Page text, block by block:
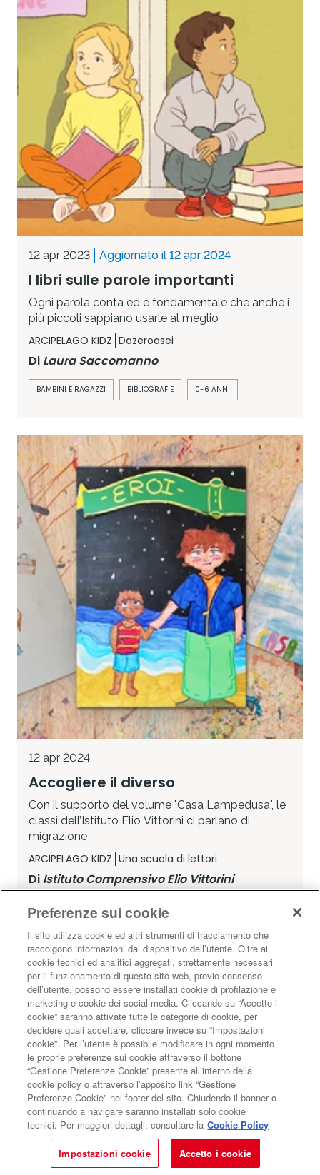
12 apr 2023 Aggiornato il 12 apr 2024
I libri sulle parole importanti
Ogni parola conta ed è fondamentale che anche i
più piccoli sappiano usarle al meglio
ARCIPELAGO KIDZ Dazeroasei
Di Laura Saccomanno
BAMBINI E RAGAZZI BIBLIOGRAFIE 0-6 ANNI
12 apr 2024
Accogliere il diverso
Con il supporto del volume "Casa Lampedusa", le
classi dell’Istituto Elio Vittorini ci parlano di
migrazione
ARCIPELAGO KIDZ Una scuola di lettori
Di Istituto Comprensivo Elio Vittorini
BAMBINI E RAGAZZI SCUOLA
Preferenze sui cookie
Il sito utilizza cookie ed altri strumenti di tracciamento che
raccolgono informazioni dal dispositivo dell’utente. Oltre ai
cookie tecnici ed analitici aggregati, strettamente necessari
per il funzionamento di questo sito web, previo consenso
dell’utente, possono essere installati cookie di profilazione e
marketing e cookie dei social media. Cliccando su “Accetto i
cookie” saranno attivate tutte le categorie di cookie, per
decidere quali accettare, cliccare invece su “Impostazioni
cookie”. Per l’utente è possibile modificare in ogni momento
le proprie preferenze sui cookie attraverso il bottone
“Gestione Preferenze Cookie” presente all’interno della
cookie policy o attraverso l’apposito link “Gestione
Preferenze Cookie" nel footer del sito. Chiudendo il banner o
continuando a navigare saranno installati solo cookie
tecnici. Per maggiori dettagli, consultare la Cookie Policy
Impostazioni cookie Accetto i cookie